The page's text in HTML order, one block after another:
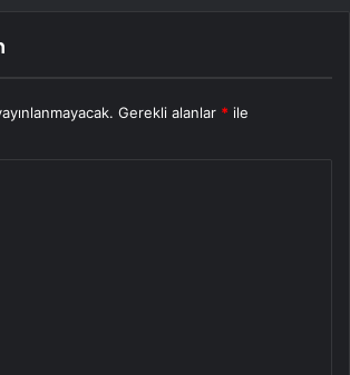
Gerekli alanlar * ile